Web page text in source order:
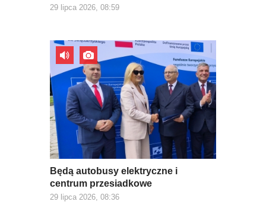
29 lipca 2026, 08:59
Będą autobusy elektryczne i
centrum przesiadkowe
29 lipca 2026, 08:36